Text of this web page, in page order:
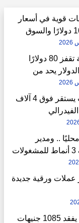
قوية في أسعار
الذهب.. الأوقية تقفز 160 دولارًا والسوق
«مرصد الذهب»: الأوقية تقفز 80 دولارًا
والدولار يحد من
«مرصد الذهب»: الذهب يستقر فوق 4 آلاف
90 جنيهًا محليًا .. ومدير
«مرصد الذهب» يكشف 3 أنماط للمشغولات
المصري
عملات ورقية جديدة
وليد فارق: جرام الذهب يفقد 1085 جنيهات